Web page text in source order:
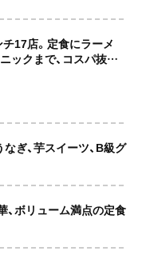
17店。定食にラーメ
ックまで、コスパ抜群
羅してご紹介！
ぎ、芋スイーツ、B級グ
、ボリューム満点の定食